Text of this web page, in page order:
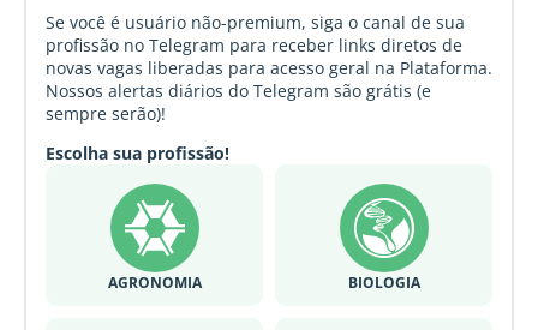
Se você é usuário não-premium, siga o canal de sua
profissão no Telegram para receber links diretos de
novas vagas liberadas para acesso geral na Plataforma.
Nossos alertas diários do Telegram são grátis (e
sempre serão)!
Escolha sua profissão!
AGRONOMIA BIOLOGIA